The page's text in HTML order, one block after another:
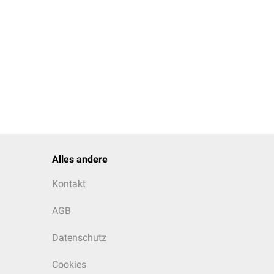
Alles andere
Kontakt
AGB
Datenschutz
Cookies